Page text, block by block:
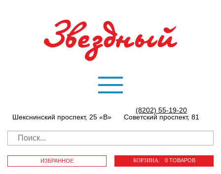
Шекснинский проспект, 25 «В»
(8202) 55-19-20
Советский проспект, 81
ИЗБРАННОЕ КОРЗИНА: 0 ТОВАРОВ